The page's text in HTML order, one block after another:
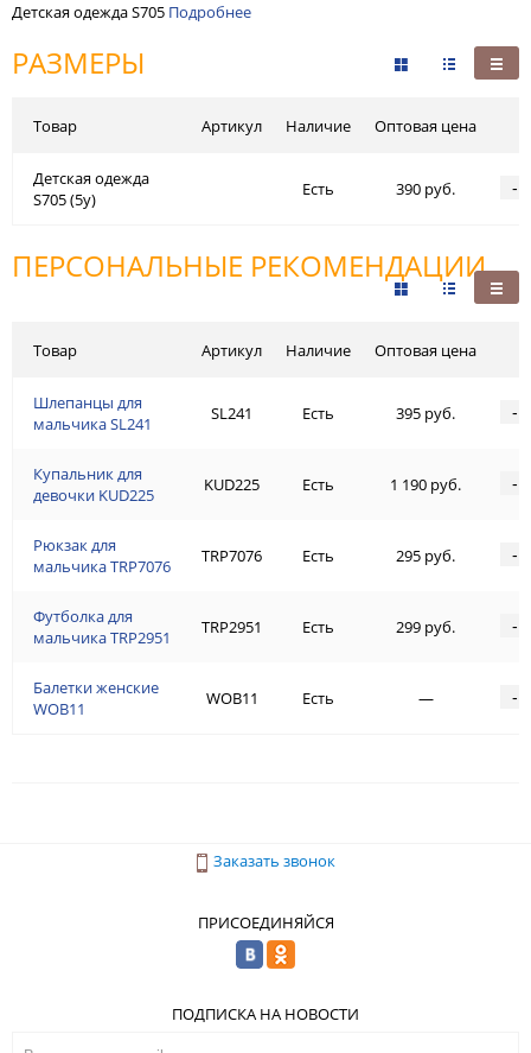
Детская одежда S705 Подробнее
РАЗМЕРЫ
Товар
Детская одежда
S705 (5y)
Артикул Наличие Оптовая цена
Есть 390 руб. -
ПЕРСОНАЛЬНЫЕ РЕКОМЕНДАЦИИ
Товар
Шлепанцы для
мальчика SL241
Купальник для
девочки KUD225
Рюкзак для
мальчика TRP7076
Футболка для
мальчика TRP2951
Балетки женские
WOB11
Артикул Наличие Оптовая цена
SL241 Есть 395 руб. -
KUD225 Есть 1 190 руб. -
TRP7076 Есть 295 руб. -
TRP2951 Есть 299 руб. -
WOB11 Есть — -
Заказать звонок
ПРИСОЕДИНЯЙСЯ
ПОДПИСКА НА НОВОСТИ